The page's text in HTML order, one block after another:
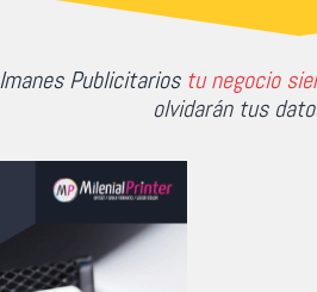
Publicitarios tu negocio
olvidarán tus